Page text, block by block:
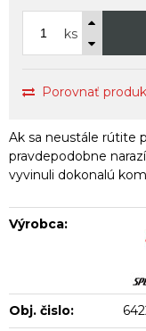
ks
Porovnať
Ak sa neustále rútite
pravdepodobne
vyvinuli dokonalú
Výrobca:
Obj. čislo: